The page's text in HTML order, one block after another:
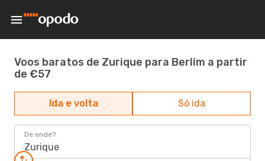
Voos baratos de Zurique para Berlim a partir
de €57
Ida e volta Só ida
De onde?
Zurique